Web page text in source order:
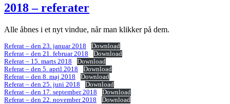
2018 – referater
Alle åbnes i et nyt vindue, når man klikker på dem.
Referat – den 23. januar 2018
Download
Referat – den 21. februar 2018
Download
Referat – 15. marts 2018
Download
Referat – den 5. april 2018
Download
Referat – den 8. maj 2018
Download
Referat – den 25. juni 2018
Download
Referat – den 17. september 2018
Download
Referat – den 22. november 2018
Download